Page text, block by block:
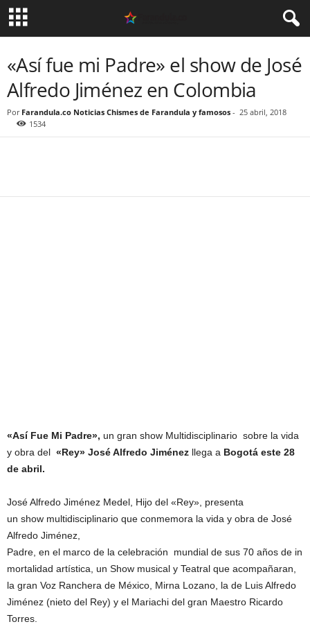
«Así fue mi Padre» el show de José
Alfredo Jiménez en Colombia
Por Farandula.co Noticias Chismes de Farandula y famosos - 25 abril, 2018
1534
«Así Fue Mi Padre», un gran show Multidisciplinario sobre la vida
y obra del «Rey» José Alfredo Jiménez llega a Bogotá este 28
de abril.
José Alfredo Jiménez Medel, Hijo del «Rey», presenta
un show multidisciplinario que conmemora la vida y obra de José
Alfredo Jiménez,
Padre, en el marco de la celebración mundial de sus 70 años de in
mortalidad artística, un Show musical y Teatral que acompañaran,
la gran Voz Ranchera de México, Mirna Lozano, la de Luis Alfredo
Jiménez (nieto del Rey) y el Mariachi del gran Maestro Ricardo
Torres.